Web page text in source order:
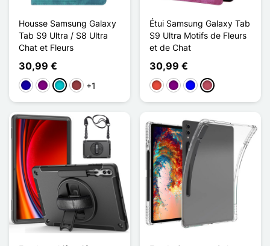
Housse Samsung Galaxy
Tab S9 Ultra / S8 Ultra
Chat et Fleurs
30,99 €
Azul oscuro
PúrpuraTurquesaRojo oscuro
+1
Étui Samsung Galaxy Tab
S9 Ultra Motifs de Fleurs
et de Chat
30,99 €
RojoPúrpura
AzulRosa oscuro